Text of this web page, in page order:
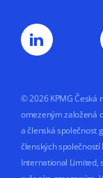
Souhlas
© 2026 KPMG Česká
omezeným založená
a členská společnost
členských společností
International Limited,